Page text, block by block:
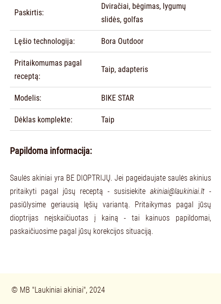
Paskirtis:
Dviračiai, bėgimas, lygumų
slidės, golfas
Lęšio technologija: Bora Outdoor
Pritaikomumas pagal
receptą:
Taip, adapteris
Modelis: BIKE STAR
Dėklas komplekte: Taip
Papildoma informacija:
Saulės akiniai yra BE DIOPTRIJŲ. Jei pageidaujate saulės akinius
pritaikyti pagal jūsų receptą - susisiekite akiniai@laukiniai.lt -
pasiūlysime geriausią lęšių variantą. Pritaikymas pagal jūsų
dioptrijas neįskaičiuotas į kainą - tai kainuos papildomai,
paskaičiuosime pagal jūsų korekcijos situaciją.
© MB "Laukiniai akiniai", 2024